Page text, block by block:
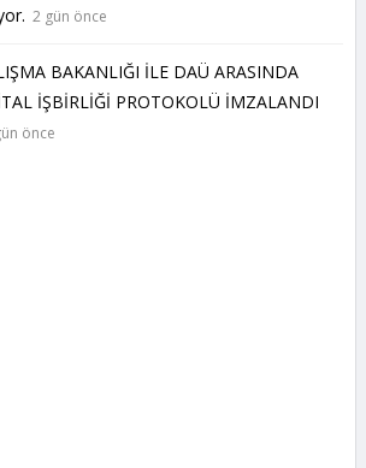
2 gün önce
BAKANLIĞI İLE DAÜ ARASINDA
İŞBİRLİĞİ PROTOKOLÜ İMZALANDI
önce